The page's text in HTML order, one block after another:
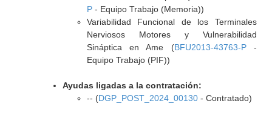
P- Equipo Trabajo (Memoria))
Variabilidad Funcional de los Terminales
Nerviosos Motores y Vulnerabilidad
Sináptica en Ame (BFU2013-43763-P-
Equipo Trabajo (PIF))
Ayudas ligadas a la contratación:
-- (DGP_POST_2024_00130- Contratado)